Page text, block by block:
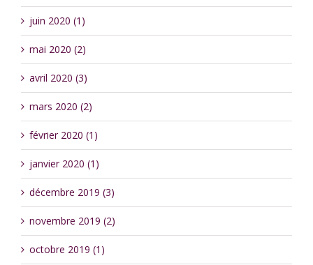
juin 2020 (1)
mai 2020 (2)
avril 2020 (3)
mars 2020 (2)
février 2020 (1)
janvier 2020 (1)
décembre 2019 (3)
novembre 2019 (2)
octobre 2019 (1)